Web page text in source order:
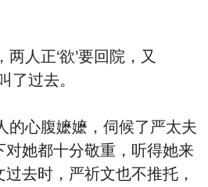
人正‘欲’要回院，又
被‘舂’晖堂的方嬷嬷叫了‮去过‬。
心腹嬷嬷，伺候了严太夫
，听得她来